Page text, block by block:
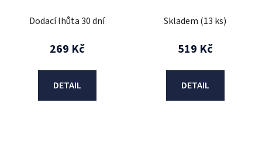
Dodací lhůta 30 dní
269 Kč
DETAIL
Skladem (13 ks)
519 Kč
DETAIL